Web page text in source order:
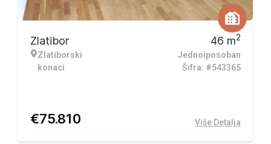
Zlatibor
Zlatiborski
konaci
46 m2
Jednoiposoban
Šifra: #543365
€75.810 Više Detalja